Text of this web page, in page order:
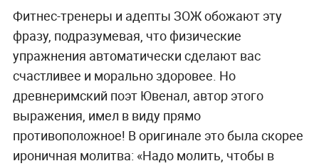
Фитнес-тренеры и адепты ЗОЖ обожают эту
фразу, подразумевая, что физические
упражнения автоматически сделают вас
счастливее и морально здоровее. Но
древнеримский поэт Ювенал, автор этого
выражения, имел в виду прямо
противоположное! В оригинале это была скорее
ироничная молитва: «Надо молить, чтобы в